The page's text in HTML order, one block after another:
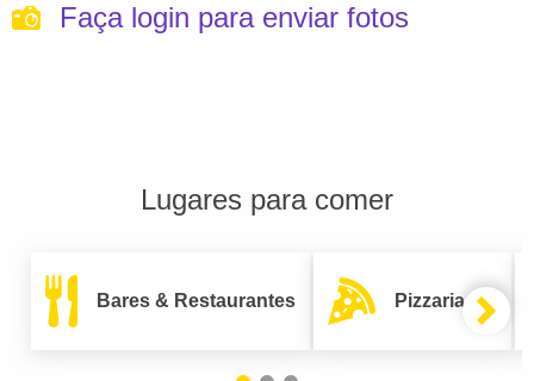
Faça login para enviar fotos
Lugares para comer
Bares & Restaurantes Pizzarias